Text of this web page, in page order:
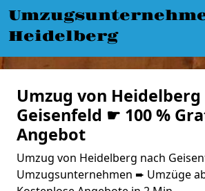
Heidelberg
Umzug von Heidelberg
Geisenfeld ☛ 100 %
Angebot
Umzug von Heidelberg nach
Umzugsunternehmen ➨ Umzüge